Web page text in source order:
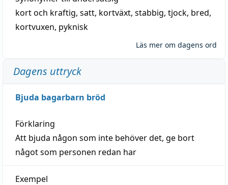
kort och kraftig, satt, kortväxt, stabbig, tjock, bred,
kortvuxen, pyknisk
Läs mer om dagens ord
Dagens uttryck
Bjuda bagarbarn bröd
Förklaring
Att bjuda någon som inte behöver det, ge bort
något som personen redan har
Exempel